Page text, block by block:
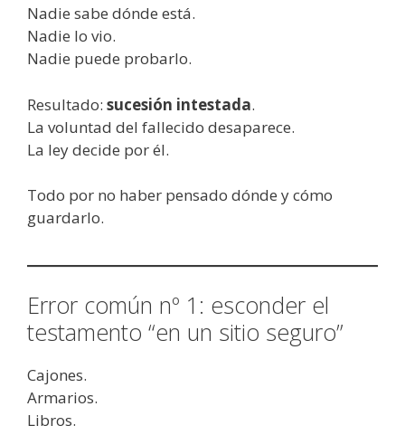
Nadie sabe dónde está.
Nadie lo vio.
Nadie puede probarlo.
Resultado: sucesión intestada.
La voluntad del fallecido desaparece.
La ley decide por él.
Todo por no haber pensado dónde y cómo
guardarlo.
Error común nº 1: esconder el
testamento “en un sitio seguro”
Cajones.
Armarios.
Libros.